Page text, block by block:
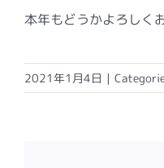
本年もどうかよろしく
2021年1月4日 |